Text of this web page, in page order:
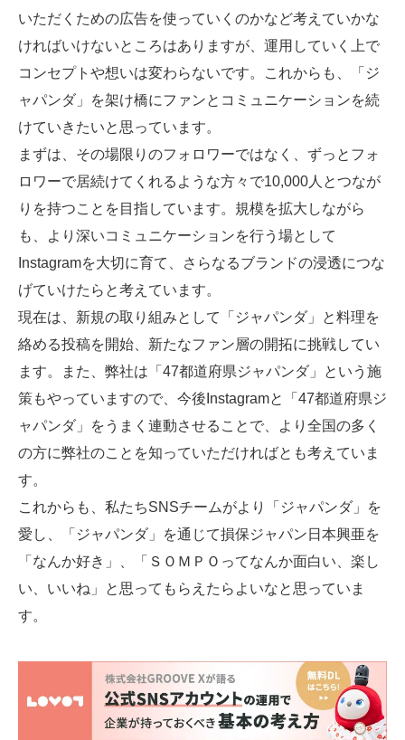
いただくための広告を使っていくのかなど考えていかな
ければいけないところはありますが、運用していく上で
コンセプトや想いは変わらないです。これからも、「ジ
ャパンダ」を架け橋にファンとコミュニケーションを続
けていきたいと思っています。
まずは、その場限りのフォロワーではなく、ずっとフォ
ロワーで居続けてくれるような方々で10,000人とつなが
りを持つことを目指しています。規模を拡大しながら
も、より深いコミュニケーションを行う場として
Instagramを大切に育て、さらなるブランドの浸透につな
げていけたらと考えています。
現在は、新規の取り組みとして「ジャパンダ」と料理を
絡める投稿を開始、新たなファン層の開拓に挑戦してい
ます。また、弊社は「47都道府県ジャパンダ」という施
策もやっていますので、今後Instagramと「47都道府県ジ
ャパンダ」をうまく連動させることで、より全国の多く
の方に弊社のことを知っていただければとも考えていま
す。
これからも、私たちSNSチームがより「ジャパンダ」を
愛し、「ジャパンダ」を通じて損保ジャパン日本興亜を
「なんか好き」、「ＳＯＭＰＯってなんか面白い、楽し
い、いいね」と思ってもらえたらよいなと思っていま
す。